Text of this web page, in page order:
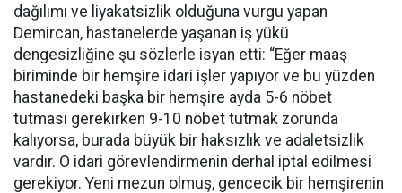
dağılımı ve liyakatsizlik olduğuna vurgu yapan
Demircan, hastanelerde yaşanan iş yükü
dengesizliğine şu sözlerle isyan etti: “Eğer maaş
biriminde bir hemşire idari işler yapıyor ve bu yüzden
hastanedeki başka bir hemşire ayda 5-6 nöbet
tutması gerekirken 9-10 nöbet tutmak zorunda
kalıyorsa, burada büyük bir haksızlık ve adaletsizlik
vardır. O idari görevlendirmenin derhal iptal edilmesi
gerekiyor. Yeni mezun olmuş, gencecik bir hemşirenin